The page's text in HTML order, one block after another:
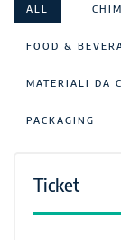
ALL
FOOD &
MATERIALI DA
PACKAGING
Ticket